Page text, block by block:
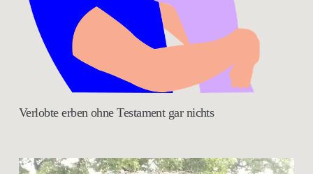
Verlobte erben ohne Testament gar nichts